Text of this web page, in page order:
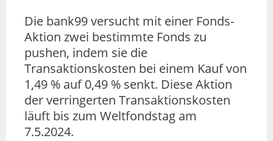
Die bank99 versucht mit einer Fonds-
Aktion zwei bestimmte Fonds zu
pushen, indem sie die
Transaktionskosten bei einem Kauf von
1,49 % auf 0,49 % senkt. Diese Aktion
der verringerten Transaktionskosten
läuft bis zum Weltfondstag am
7.5.2024.